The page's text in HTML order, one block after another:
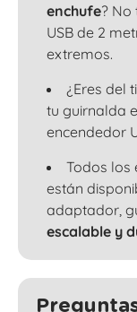
enchufe? No
USB de 2
extremos.
¿Eres del
tu guirnalda
encendedor
Todos los
están
adaptador,
escalable y